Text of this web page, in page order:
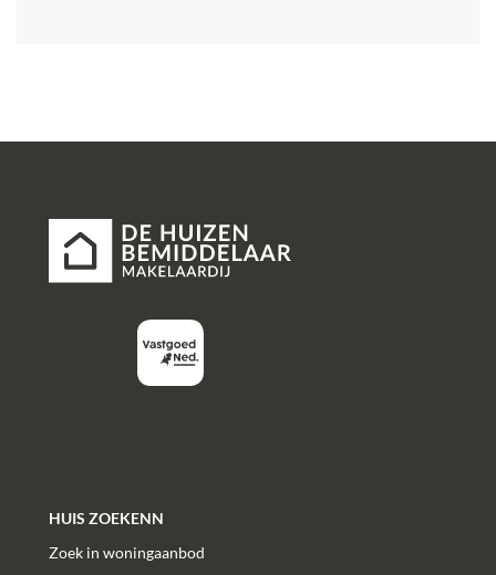
HUIS ZOEKENN
Zoek in woningaanbod